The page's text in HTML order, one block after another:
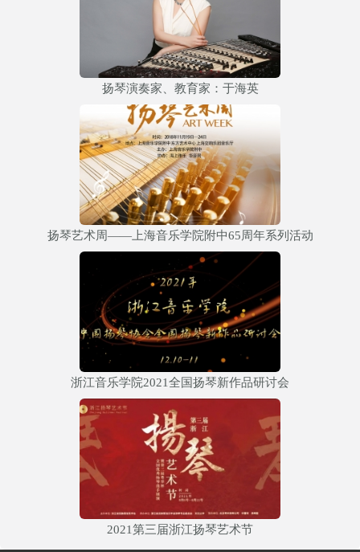
扬琴演奏家、教育家：于海英
扬琴艺术周——上海音乐学院附中65周年系列活动
浙江音乐学院2021全国扬琴新作品研讨会
2021第三届浙江扬琴艺术节